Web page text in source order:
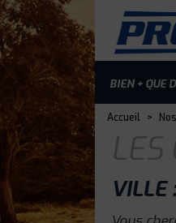
BIEN + QUE
Accueil >
LES
VILLE